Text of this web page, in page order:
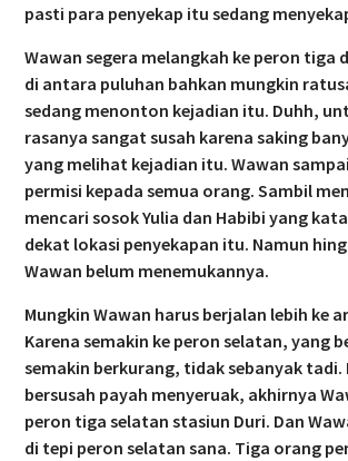
pasti para penyekap itu sedang
Wawan segera melangkah ke peron tiga
di antara puluhan bahkan mungkin
sedang menonton kejadian itu. Duhh,
rasanya sangat susah karena saking
yang melihat kejadian itu. Wawan
permisi kepada semua orang. Sambil
mencari sosok Yulia dan Habibi yang
dekat lokasi penyekapan itu. Namun
Wawan belum menemukannya.
Mungkin Wawan harus berjalan lebih ke
Karena semakin ke peron selatan, yang
semakin berkurang, tidak sebanyak tadi.
bersusah payah menyeruak, akhirnya
peron tiga selatan stasiun Duri. Dan
di tepi peron selatan sana. Tiga orang